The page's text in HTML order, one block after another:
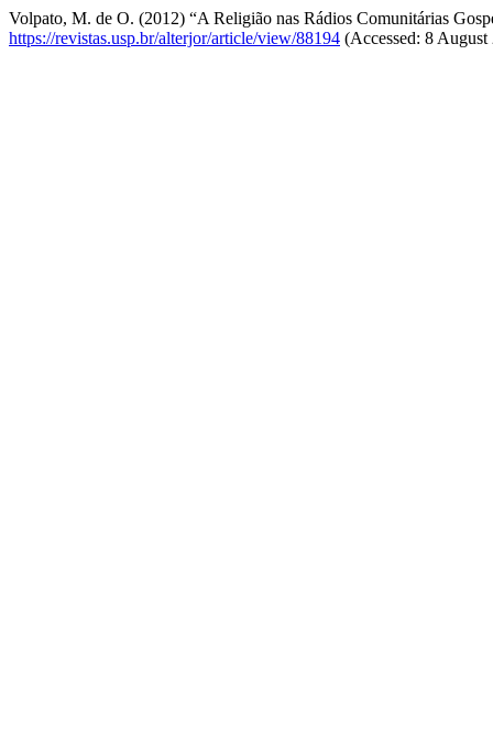
Volpato, M. de O. (2012) “A Religião nas Rádios Comunitárias
https://revistas.usp.br/alterjor/article/view/88194 (Accessed: 8 August